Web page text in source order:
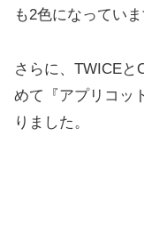
も2色になっていま
さらに、TWICEと
めて『アプリコッ
りました。